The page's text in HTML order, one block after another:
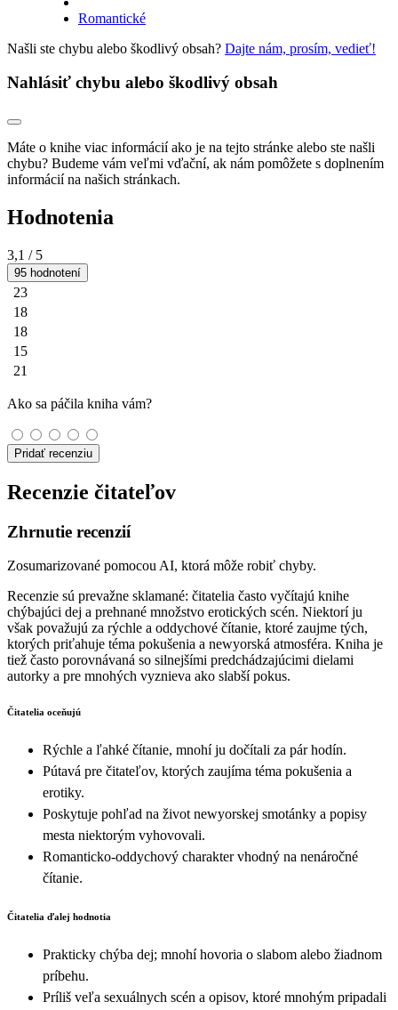
Romantické
Našli ste chybu alebo škodlivý obsah? Dajte nám, prosím, vedieť!
Nahlásiť chybu alebo škodlivý obsah
Máte o knihe viac informácií ako je na tejto stránke alebo ste našli
chybu? Budeme vám veľmi vďační, ak nám pomôžete s doplnením
informácií na našich stránkach.
Hodnotenia
3,1 / 5
95 hodnotení
23
18
18
15
21
Ako sa páčila kniha vám?
Pridať recenziu
Recenzie čitateľov
Zhrnutie recenzií
Zosumarizované pomocou AI, ktorá môže robiť chyby.
Recenzie sú prevažne sklamané: čitatelia často vyčítajú knihe
chýbajúci dej a prehnané množstvo erotických scén. Niektorí ju
však považujú za rýchle a oddychové čítanie, ktoré zaujme tých,
ktorých priťahuje téma pokušenia a newyorská atmosféra. Kniha je
tiež často porovnávaná so silnejšími predchádzajúcimi dielami
autorky a pre mnohých vyznieva ako slabší pokus.
Čitatelia oceňujú
Rýchle a ľahké čítanie, mnohí ju dočítali za pár hodín.
Pútavá pre čitateľov, ktorých zaujíma téma pokušenia a
erotiky.
Poskytuje pohľad na život newyorskej smotánky a popisy
mesta niektorým vyhovovali.
Romanticko-oddychový charakter vhodný na nenáročné
čítanie.
Čitatelia ďalej hodnotia
Prakticky chýba dej; mnohí hovoria o slabom alebo žiadnom
príbehu.
Príliš veľa sexuálnych scén a opisov, ktoré mnohým pripadali